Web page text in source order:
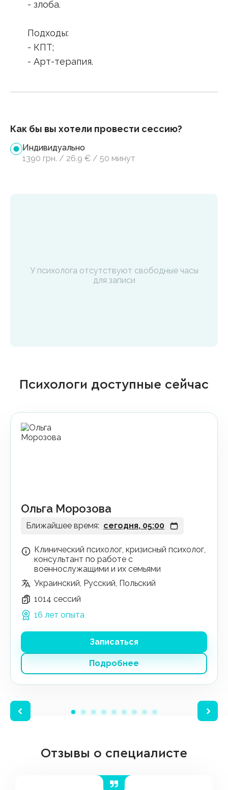
- злоба.
Подходы:
- КПТ;
- Арт-терапия.
Как бы вы хотели провести сессию?
Индивидуально
1390 грн. / 26.9 € / 50 минут
У психолога отсутствуют свободные часы
для записи
Психологи доступные сейчас
Ольга Морозова
Ближайшее время: сегодня, 05:00
Клинический психолог, кризисный психолог,
консультант по работе с
военнослужащими и их семьями
Украинский, Русский, Польский
1014 сессий
16 лет опыта
Подробнее
Записаться
Отзывы о специалисте